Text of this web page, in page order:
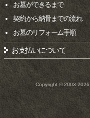
お墓ができるまで
契約から納骨までの流れ
お墓のリフォーム手順
お支払いについて
Copyright © 2003-